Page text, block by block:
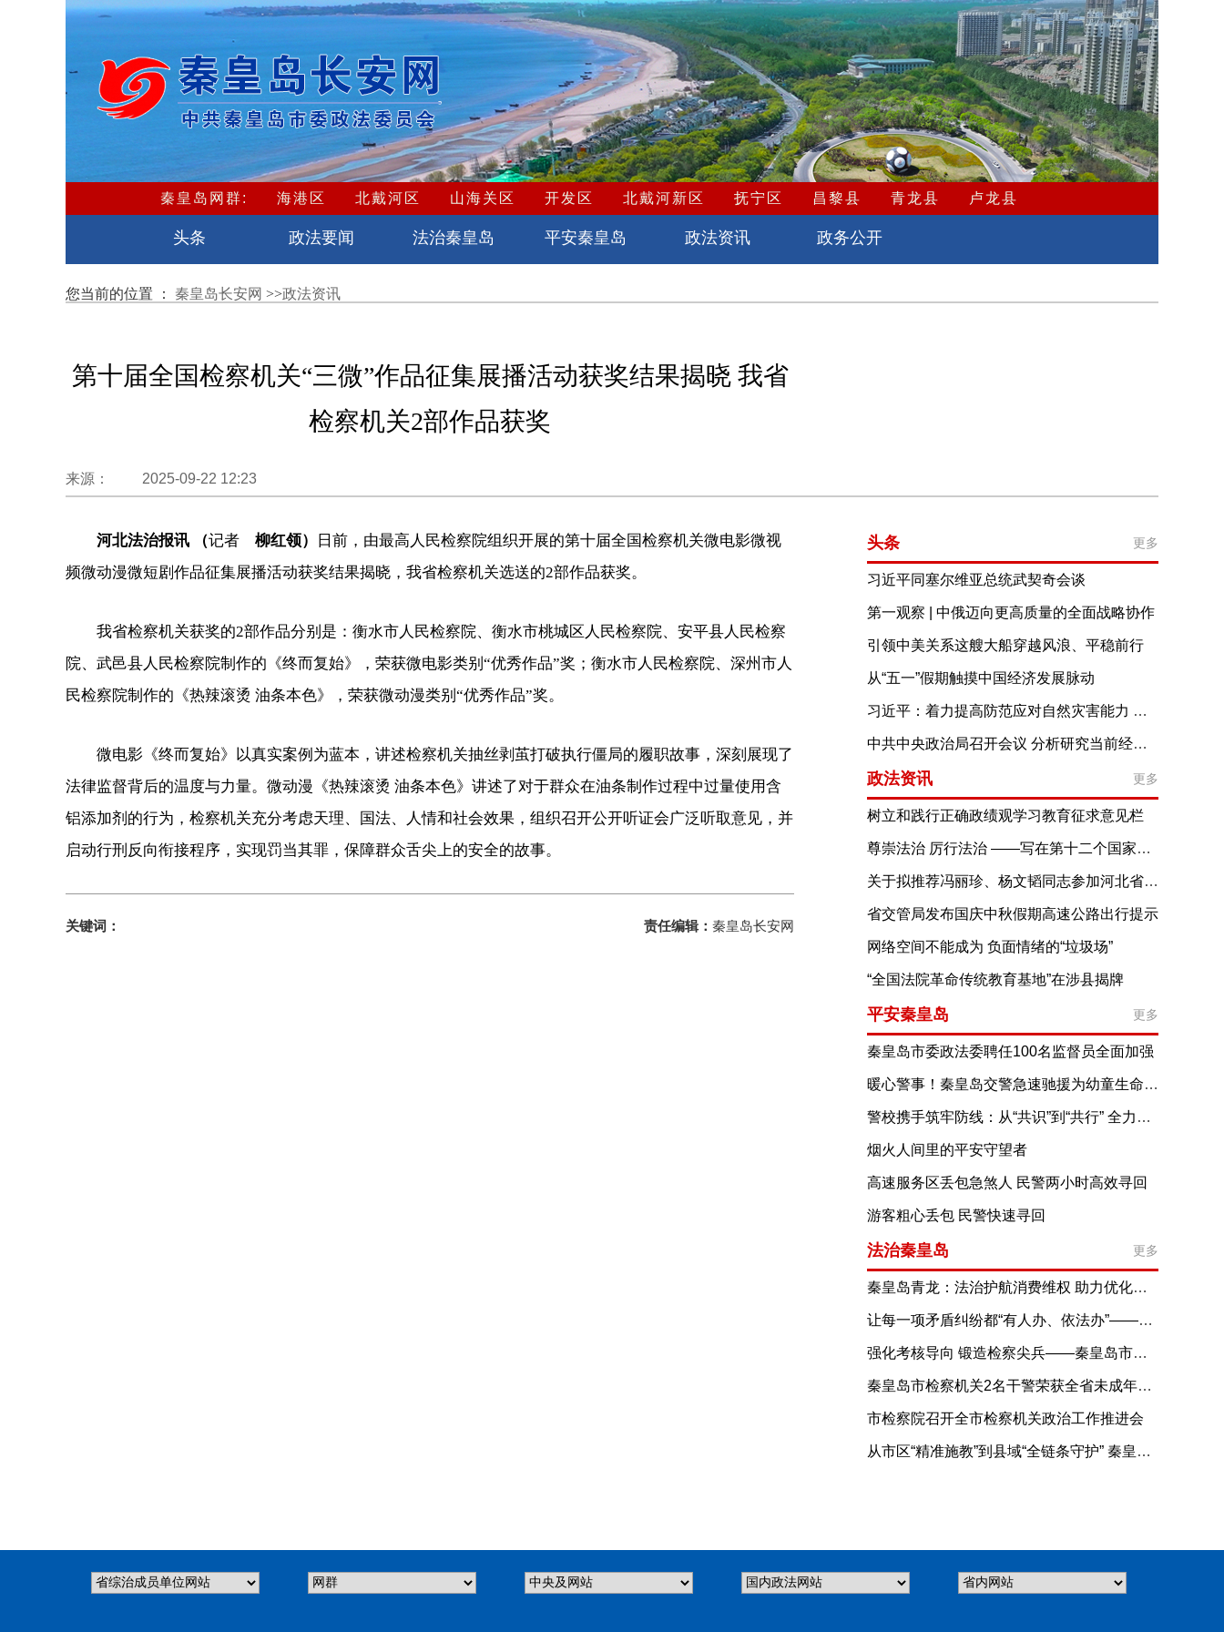
秦皇岛网群: 海港区 北戴河区 山海关区 开发区 北戴河新区 抚宁区 昌黎县 青龙县
卢龙县
头条 政法要闻 法治秦皇岛 平安秦皇岛 政法资讯 政务公开
您当前的位置 ： 秦皇岛长安网 >>政法资讯
第十届全国检察机关“三微”作品征集展播活动获奖结果揭晓 我省
检察机关2部作品获奖
来源： 2025-09-22 12:23
河北法治报讯 （记者 柳红领）
日前，由最高人民检察院组织开展的第十届全国检察机关微电影微视
频微动漫微短剧作品征集展播活动获奖结果揭晓，我省检察机关选送的2部作品获奖。
我省检察机关获奖的2部作品分别是：衡水市人民检察院、衡水市桃城区人民检察院、安平县人民检察
院、武邑县人民检察院制作的《终而复始》，荣获微电影类别“优秀作品”奖；衡水市人民检察院、深州市人
民检察院制作的《热辣滚烫 油条本色》，荣获微动漫类别“优秀作品”奖。
微电影《终而复始》以真实案例为蓝本，讲述检察机关抽丝剥茧打破执行僵局的履职故事，深刻展现了
法律监督背后的温度与力量。微动漫《热辣滚烫 油条本色》讲述了对于群众在油条制作过程中过量使用含
铝添加剂的行为，检察机关充分考虑天理、国法、人情和社会效果，组织召开公开听证会广泛听取意见，并
启动行刑反向衔接程序，实现罚当其罪，保障群众舌尖上的安全的故事。
关键词： 责任编辑： 秦皇岛长安网
头条 更多
习近平同塞尔维亚总统武契奇会谈
第一观察 | 中俄迈向更高质量的全面战略协作
引领中美关系这艘大船穿越风浪、平稳前行
从“五一”假期触摸中国经济发展脉动
习近平：着力提高防范应对自然灾害能力 切实维护人民群众生命财产安全
中共中央政治局召开会议 分析研究当前经济形势和经济工作 中共中央总书记习近平主持会议
政法资讯 更多
树立和践行正确政绩观学习教育征求意见栏
尊崇法治 厉行法治 ——写在第十二个国家宪法日
关于拟推荐冯丽珍、杨文韬同志参加河北省第十五届见义勇为英雄评选表彰活动的公示
省交管局发布国庆中秋假期高速公路出行提示
网络空间不能成为 负面情绪的“垃圾场”
“全国法院革命传统教育基地”在涉县揭牌
平安秦皇岛 更多
秦皇岛市委政法委聘任100名监督员全面加强
政法系统纪律作风建设 暖心警事！秦皇岛交警急速驰援为幼童生命护航
警校携手筑牢防线：从“共识”到“共行” 全力守护校园交通安全
烟火人间里的平安守望者
高速服务区丢包急煞人 民警两小时高效寻回
游客粗心丢包 民警快速寻回
法治秦皇岛 更多
秦皇岛青龙：法治护航消费维权 助力优化消费环境
让每一项矛盾纠纷都“有人办、依法办”——河北省全力推进综治中心规范化建设综述
强化考核导向 锻造检察尖兵——秦皇岛市检察机关司法警察年度考核工作扎实推进
秦皇岛市检察机关2名干警荣获全省未成年人检察业务能手！
市检察院召开全市检察机关政治工作推进会
从市区“精准施教”到县域“全链条守护” 秦皇岛公安“护苗成长”进校园